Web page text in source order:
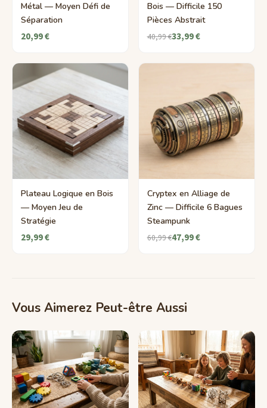
Métal — Moyen Défi de
Séparation
20,99 €
Bois — Difficile 150
Pièces Abstrait
40,99 €33,99 €
Plateau Logique en Bois
— Moyen Jeu de
Stratégie
29,99 €
Cryptex en Alliage de
Zinc — Difficile 6 Bagues
Steampunk
60,99 €47,99 €
Vous Aimerez Peut-être Aussi